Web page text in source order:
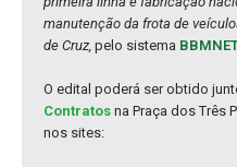
manutenção da frota de
de Cruz, pelo sistema
O edital poderá ser obtido
Contratos na Praça dos Três
nos sites: